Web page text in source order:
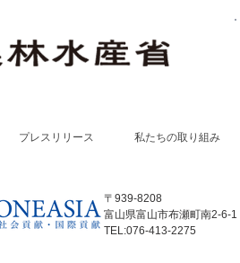
プレスリリース 私たちの取り組み
〒939-8208
富山県富山市布瀬町南2-6-1
TEL:076-413-2275